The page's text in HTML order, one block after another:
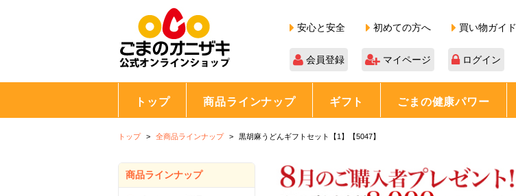
安心と安全 初めての方へ 買い物ガイド
会員登録 マイページ ログイン
トップ 商品ラインナップ ギフト ごまの健康パワー
トップ 全商品ラインナップ 黒胡麻うどんギフトセット【1】【5047】
商品ラインナップ